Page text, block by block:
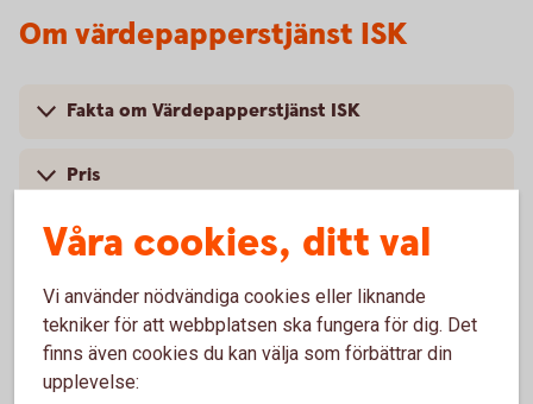
Om värdepapperstjänst ISK
Fakta om Värdepapperstjänst ISK
Pris
Har du fler frågor om värdepapperstjänsten?
Investeringssparkonto (ISK)
Våra cookies, ditt val
Vi använder nödvändiga cookies eller liknande
tekniker för att webbplatsen ska fungera för dig. Det
finns även cookies du kan välja som förbättrar din
upplevelse: